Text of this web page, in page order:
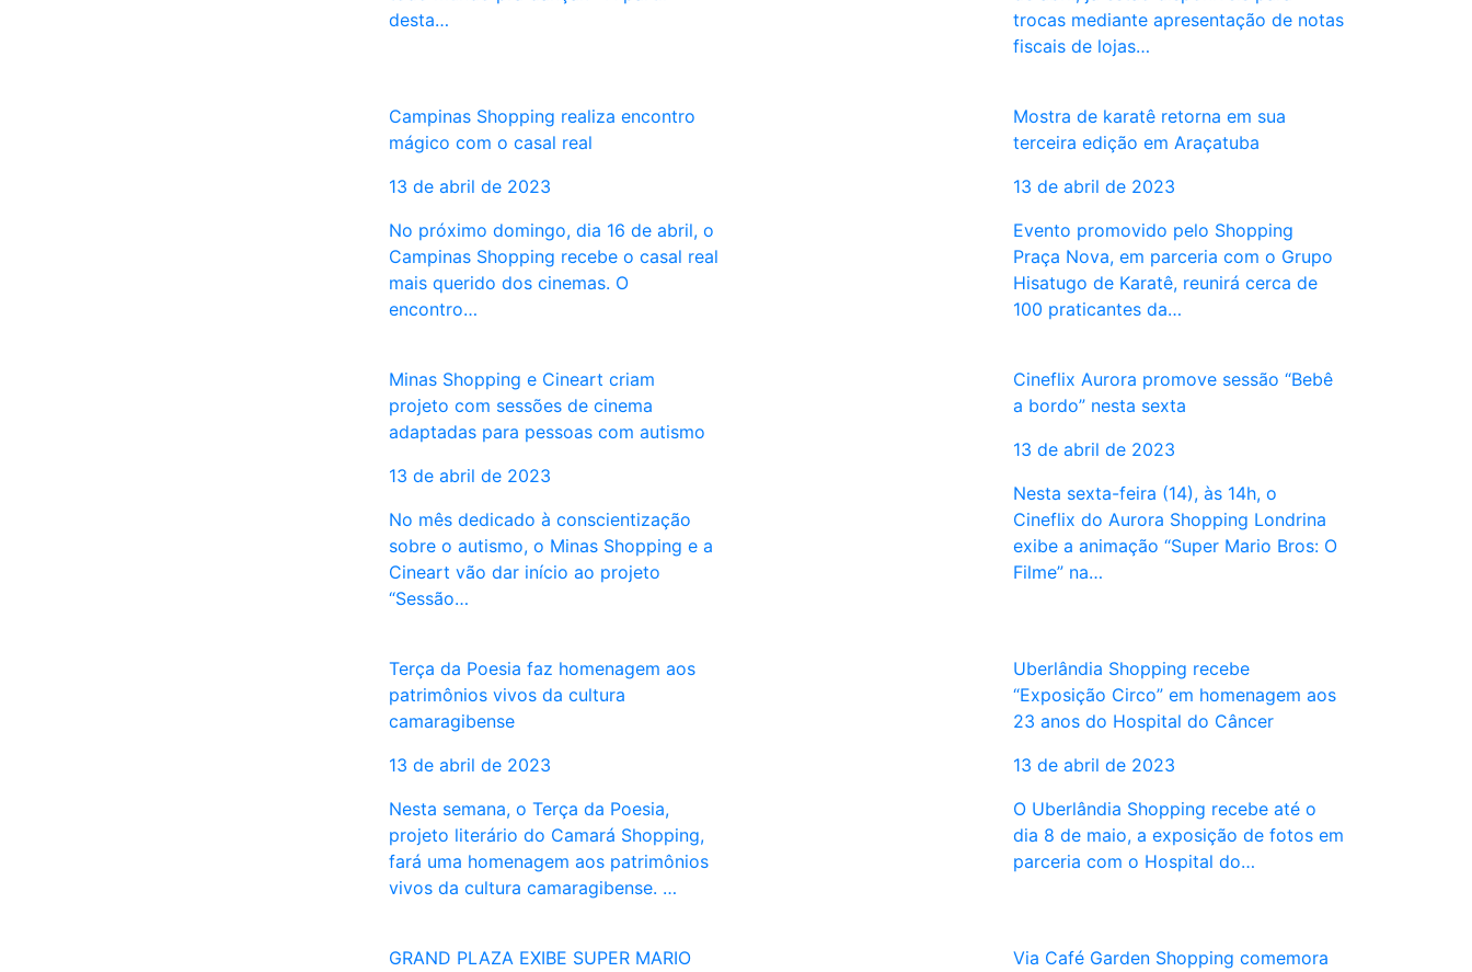
desta…
trocas mediante apresentação de notas
fiscais de lojas…
Campinas Shopping realiza encontro
mágico com o casal real
13 de abril de 2023
No próximo domingo, dia 16 de abril, o
Campinas Shopping recebe o casal real
mais querido dos cinemas. O
encontro…
Mostra de karatê retorna em sua
terceira edição em Araçatuba
13 de abril de 2023
Evento promovido pelo Shopping
Praça Nova, em parceria com o Grupo
Hisatugo de Karatê, reunirá cerca de
100 praticantes da…
Minas Shopping e Cineart criam
projeto com sessões de cinema
adaptadas para pessoas com autismo
13 de abril de 2023
No mês dedicado à conscientização
sobre o autismo, o Minas Shopping e a
Cineart vão dar início ao projeto
“Sessão…
Cineflix Aurora promove sessão “Bebê
a bordo” nesta sexta
13 de abril de 2023
Nesta sexta-feira (14), às 14h, o
Cineflix do Aurora Shopping Londrina
exibe a animação “Super Mario Bros: O
Filme” na…
Terça da Poesia faz homenagem aos
patrimônios vivos da cultura
camaragibense
13 de abril de 2023
Nesta semana, o Terça da Poesia,
projeto literário do Camará Shopping,
fará uma homenagem aos patrimônios
vivos da cultura camaragibense. …
Uberlândia Shopping recebe
“Exposição Circo” em homenagem aos
23 anos do Hospital do Câncer
13 de abril de 2023
O Uberlândia Shopping recebe até o
dia 8 de maio, a exposição de fotos em
parceria com o Hospital do…
GRAND PLAZA EXIBE SUPER MARIO
Via Café Garden Shopping comemora